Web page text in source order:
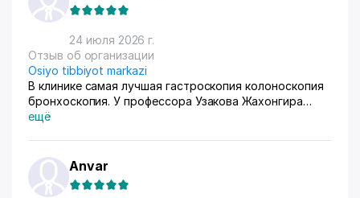
24 июля 2026 г.
Отзыв об организации
Osiyo tibbiyot markazi
В клинике самая лучшая гастроскопия колоноскопия
бронхоскопия. У профессора Узакова Жахонгира
Низамовича.
ещё
Anvar